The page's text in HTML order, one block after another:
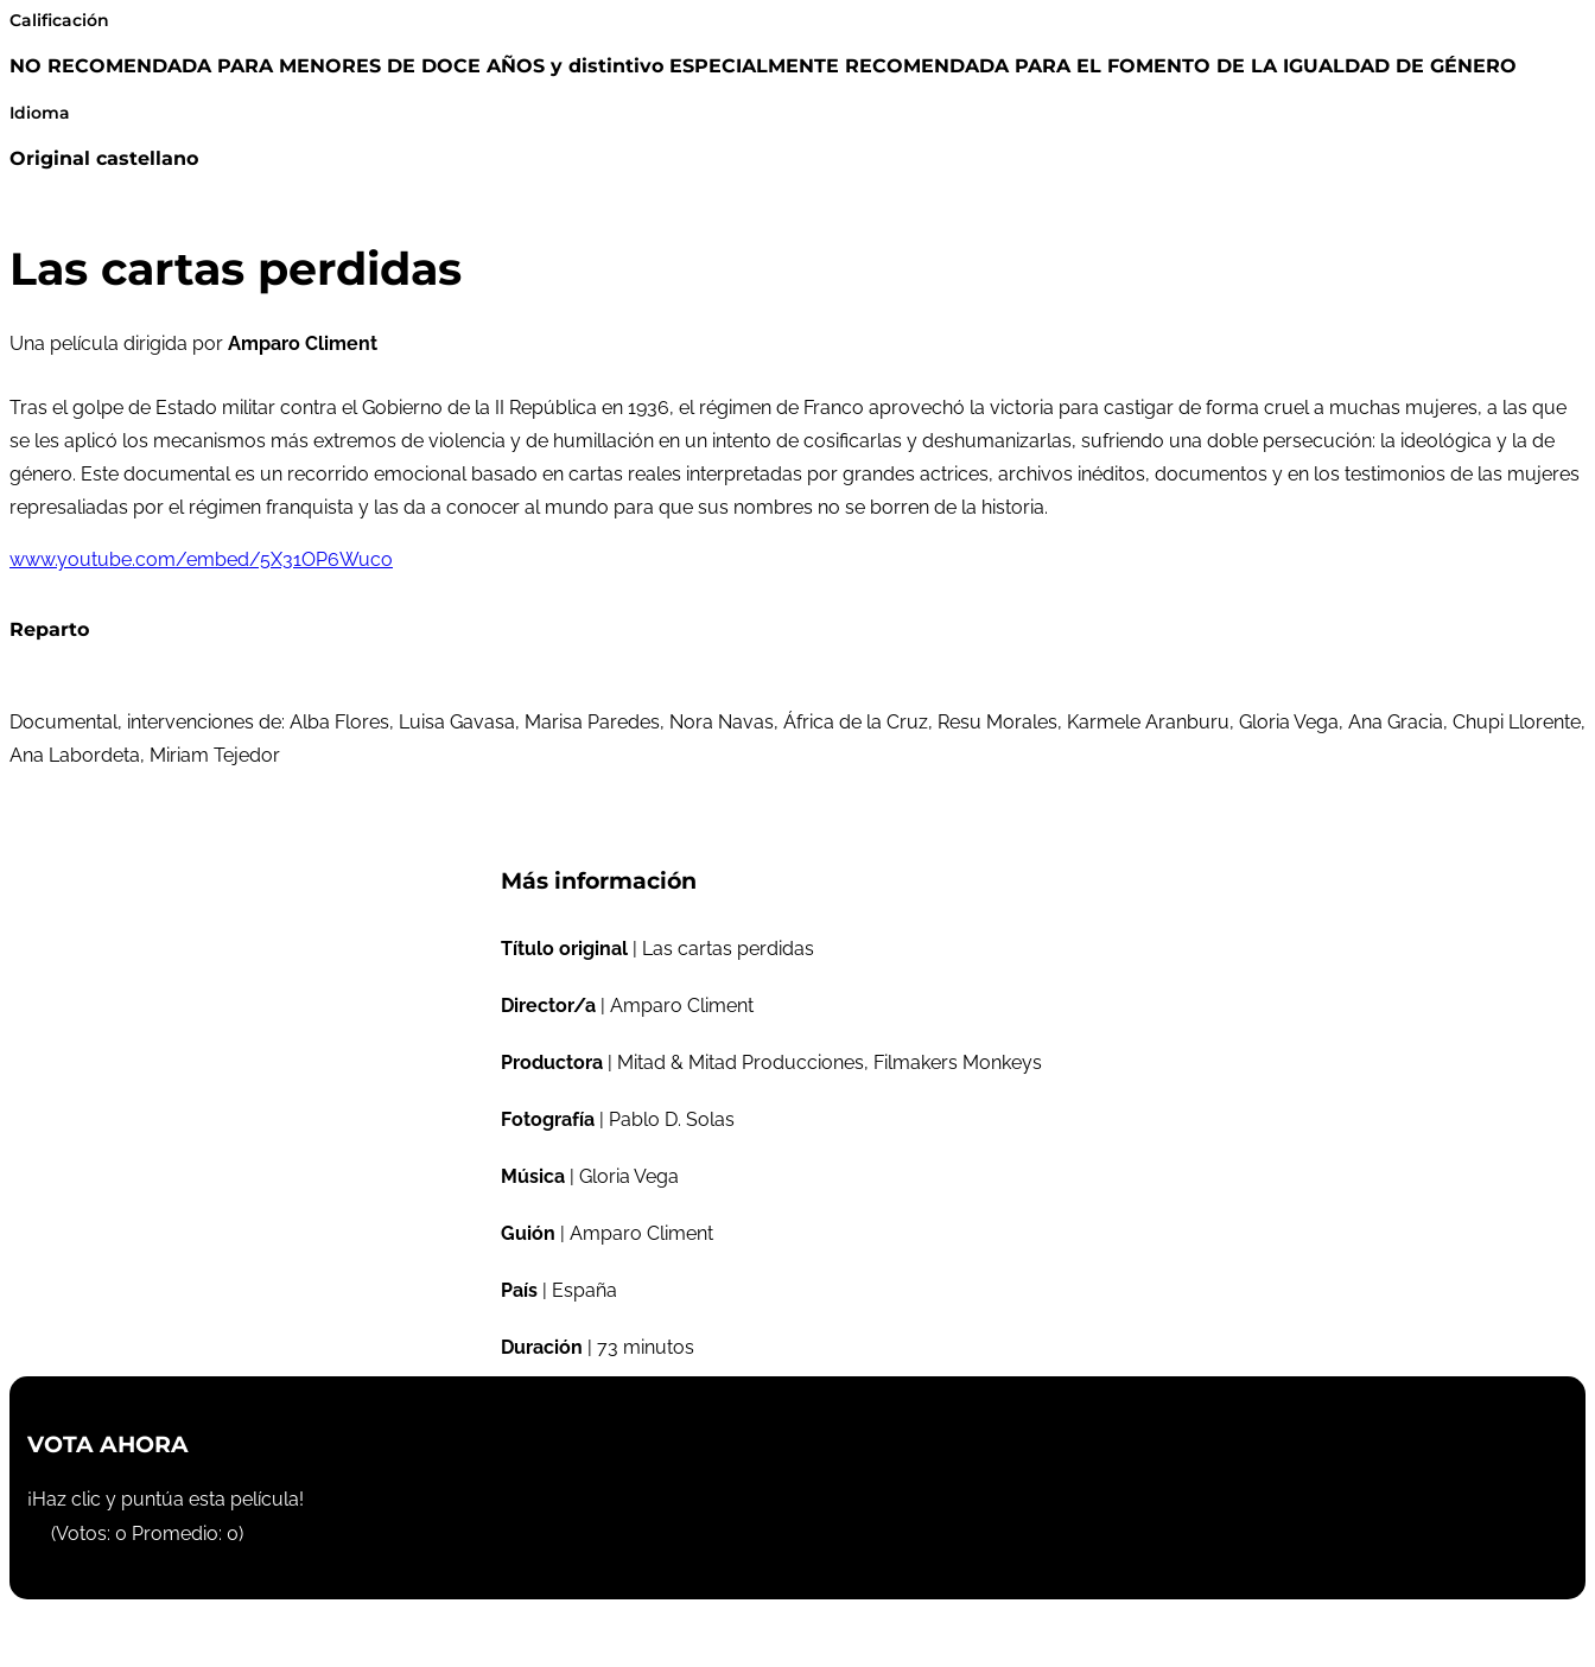
Calificación
NO RECOMENDADA PARA MENORES DE DOCE AÑOS y distintivo ESPECIALMENTE RECOMENDADA PARA EL FOMENTO DE LA IGUALDAD DE GÉNERO
Idioma
Original castellano
Las cartas perdidas
Una película dirigida por Amparo Climent
Tras el golpe de Estado militar contra el Gobierno de la II República en 1936, el régimen de Franco aprovechó la victoria para castigar de forma cruel a muchas mujeres, a las que
se les aplicó los mecanismos más extremos de violencia y de humillación en un intento de cosificarlas y deshumanizarlas, sufriendo una doble persecución: la ideológica y la de
género. Este documental es un recorrido emocional basado en cartas reales interpretadas por grandes actrices, archivos inéditos, documentos y en los testimonios de las mujeres
represaliadas por el régimen franquista y las da a conocer al mundo para que sus nombres no se borren de la historia.
www.youtube.com/embed/5X31OP6Wuco
Reparto
Documental, intervenciones de: Alba Flores, Luisa Gavasa, Marisa Paredes, Nora Navas, África de la Cruz, Resu Morales, Karmele Aranburu, Gloria Vega, Ana Gracia, Chupi Llorente,
Ana Labordeta, Miriam Tejedor
Más información
Título original | Las cartas perdidas
Director/a | Amparo Climent
Productora | Mitad & Mitad Producciones, Filmakers Monkeys
Fotografía | Pablo D. Solas
Música | Gloria Vega
Guión | Amparo Climent
País | España
Duración | 73 minutos
VOTA AHORA
¡Haz clic y puntúa esta película!
(Votos: 0 Promedio: 0)